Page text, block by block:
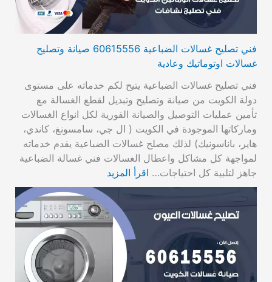
فني تصليح غسالات الضباعية 60615556 صيانة وتصليح
غسالات اوتوماتيك وعادية
فني تصليح غسالات الضباعية يتيح لكم خدماته على مستوى
دولة الكويت من صيانة وتصليح وتبديل لقطع الغسالة مع
تأمين عمليات التوصيل والصيانة الفورية لكل انواع الغسالات
وماركاتها الموجودة في الكويت ( ال جي، سامسونغ، كاندي،
هاير، باناسونيك) لذلك مصلح غسالات الضباعية يقدم خدماته
لمواجهة كل مشاكل واعطال الغسالات فني غسالة الضباعية
جاهز لتلبية كل احتياجات… اقرأ المزيد